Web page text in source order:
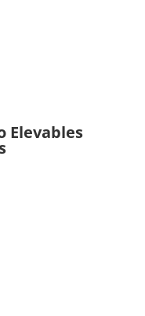
Elevables